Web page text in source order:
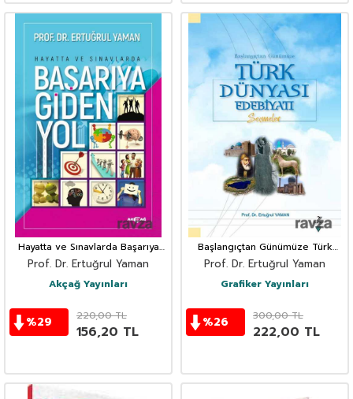
Hayatta ve Sınavlarda Başarıya
Giden Yol
Prof. Dr. Ertuğrul Yaman
Akçağ Yayınları
%29 220,00TL
156,20 TL
Başlangıçtan Günümüze Türk
Dünyası Edebiyatı Seçmeler
Prof. Dr. Ertuğrul Yaman
Grafiker Yayınları
%26 300,00TL
222,00 TL